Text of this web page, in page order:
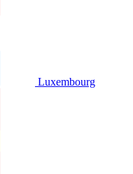
Luxembourg